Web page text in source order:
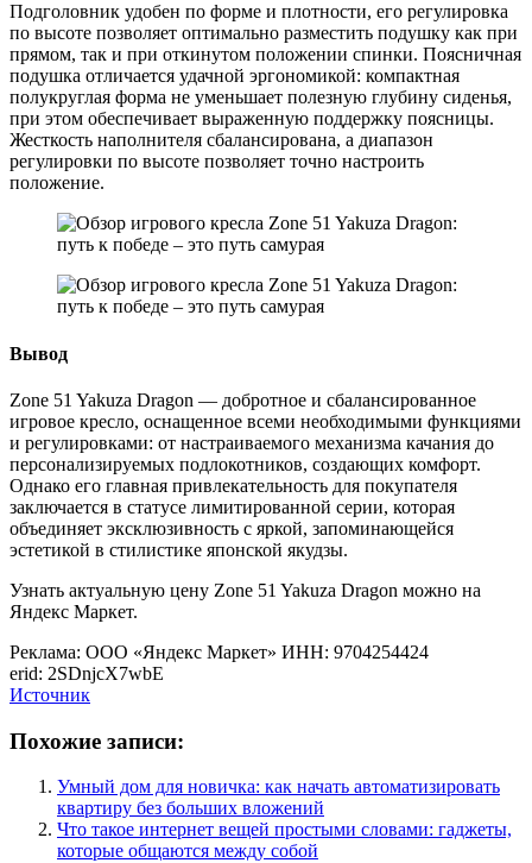
Подголовник удобен по форме и плотности, его регулировка
по высоте позволяет оптимально разместить подушку как при
прямом, так и при откинутом положении спинки. Поясничная
подушка отличается удачной эргономикой: компактная
полукруглая форма не уменьшает полезную глубину сиденья,
при этом обеспечивает выраженную поддержку поясницы.
Жесткость наполнителя сбалансирована, а диапазон
регулировки по высоте позволяет точно настроить
положение.
Вывод
Zone 51 Yakuza Dragon — добротное и сбалансированное
игровое кресло, оснащенное всеми необходимыми функциями
и регулировками: от настраиваемого механизма качания до
персонализируемых подлокотников, создающих комфорт.
Однако его главная привлекательность для покупателя
заключается в статусе лимитированной серии, которая
объединяет эксклюзивность с яркой, запоминающейся
эстетикой в стилистике японской якудзы.
Узнать актуальную цену Zone 51 Yakuza Dragon можно на
Яндекс Маркет.
Реклама: ООО «Яндекс Маркет» ИНН: 9704254424
erid: 2SDnjcX7wbE
Источник
Похожие записи:
Умный дом для новичка: как начать автоматизировать
квартиру без больших вложений
Что такое интернет вещей простыми словами: гаджеты,
которые общаются между собой